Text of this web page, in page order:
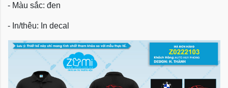
- Màu sắc: đen
- In/thêu: In decal